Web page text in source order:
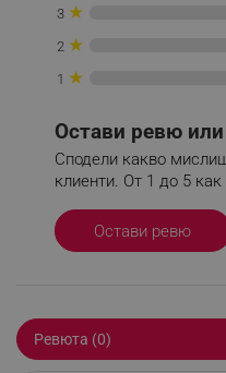
3 ★
2 ★
1 ★
Остави ревю
Сподели какво
клиенти. От 1 до 5 как
Остави ревю
Ревюта (0)
_sgf_npq